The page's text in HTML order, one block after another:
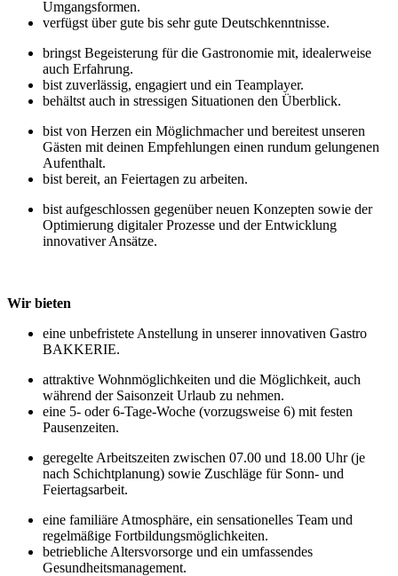
Umgangsformen.
verfügst über gute bis sehr gute Deutschkenntnisse.
bringst Begeisterung für die Gastronomie mit, idealerweise
auch Erfahrung.
bist zuverlässig, engagiert und ein Teamplayer.
behältst auch in stressigen Situationen den Überblick.
bist von Herzen ein Möglichmacher und bereitest unseren
Gästen mit deinen Empfehlungen einen rundum gelungenen
Aufenthalt.
bist bereit, an Feiertagen zu arbeiten.
bist aufgeschlossen gegenüber neuen Konzepten sowie der
Optimierung digitaler Prozesse und der Entwicklung
innovativer Ansätze.
Wir bieten
eine unbefristete Anstellung in unserer innovativen Gastro
BAKKERIE.
attraktive Wohnmöglichkeiten und die Möglichkeit, auch
während der Saisonzeit Urlaub zu nehmen.
eine 5- oder 6-Tage-Woche (vorzugsweise 6) mit festen
Pausenzeiten.
geregelte Arbeitszeiten zwischen 07.00 und 18.00 Uhr (je
nach Schichtplanung) sowie Zuschläge für Sonn- und
Feiertagsarbeit.
eine familiäre Atmosphäre, ein sensationelles Team und
regelmäßige Fortbildungsmöglichkeiten.
betriebliche Altersvorsorge und ein umfassendes
Gesundheitsmanagement.